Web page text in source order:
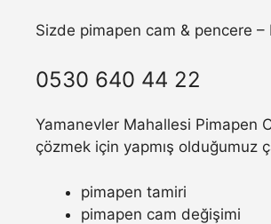
Sizde pimapen cam & pencere –
0530 640 44 22
Yamanevler Mahallesi Pimapen
çözmek için yapmış olduğumuz
pimapen tamiri
pimapen cam değişimi